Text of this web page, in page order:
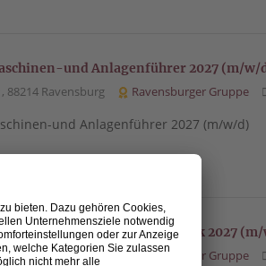
und Anlagenführer 2027 (m/w/
88214 Ravensburg Ravensburger Gruppe
und Anlagenführer 2027 (m/w/d)
Produktionstechnik 2027
Ravensburg Ravensburger Gruppe